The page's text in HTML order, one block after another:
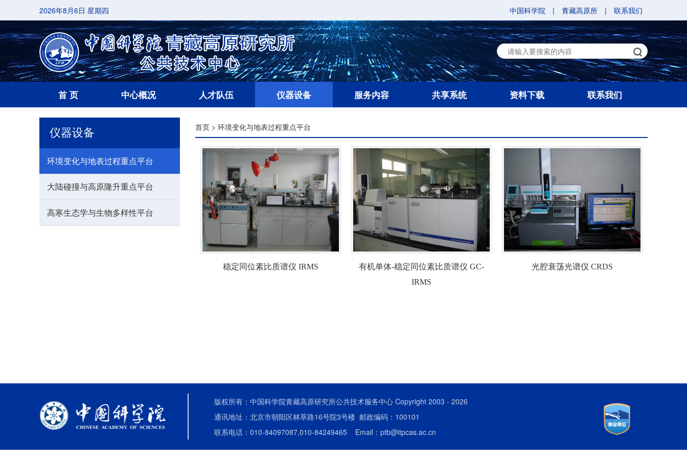
2026年8月6日 星期四 中国科学院 | 青藏高原所 | 联系我们
首 页 中心概况 人才队伍 仪器设备 服务内容 共享系统 资料下载 联系我们
仪器设备
环境变化与地表过程重点平台
大陆碰撞与高原隆升重点平台
高寒生态学与生物多样性平台
首页 > 环境变化与地表过程重点平台
稳定同位素比质谱仪 IRMS
有机单体-稳定同位素比质谱仪 GC-
IRMS
光腔衰荡光谱仪 CRDS
版权所有：中国科学院青藏高原研究所公共技术服务中心 Copyright 2003 - 2026
通讯地址：北京市朝阳区林萃路16号院3号楼 邮政编码：100101
联系电话：010-84097087,010-84249465 Email：ptb@itpcas.ac.cn